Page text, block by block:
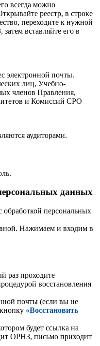
всегда можно
реестр, в строке
переходите к нужной
вставляйте его в
электронной почты.
лиц, Учебно-
членов Правления,
и Комиссий СРО
аудиторами.
данных
обработкой персональных
Нажимаем и входим в
раз проходите
восстановления
почты (если вы не
«Восстановить
будет ссылка на
ОРНЗ, письмо приходит